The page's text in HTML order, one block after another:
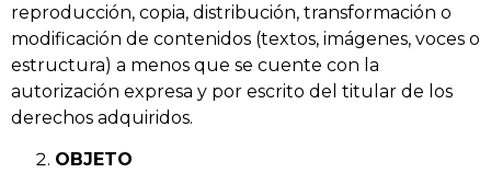
reproducción, copia, distribución, transformación o
modificación de contenidos (textos, imágenes, voces o
estructura) a menos que se cuente con la
autorización expresa y por escrito del titular de los
derechos adquiridos.
OBJETO